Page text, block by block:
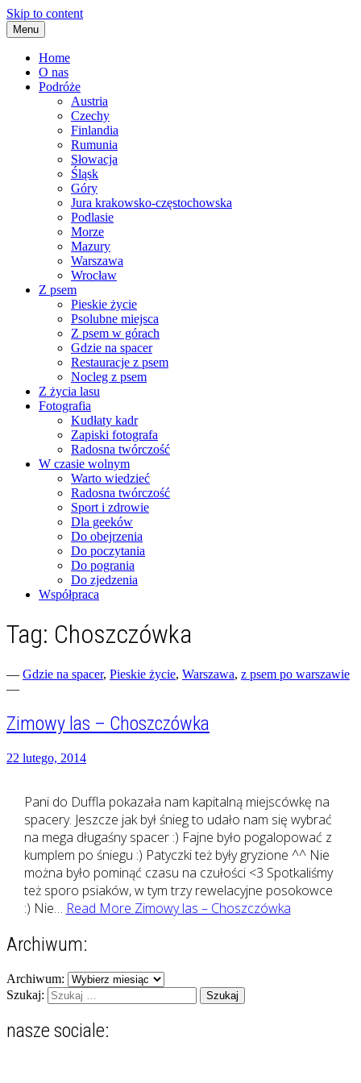
Skip to content
Menu
Home
O nas
Podróże
Austria
Czechy
Finlandia
Rumunia
Słowacja
Śląsk
Góry
Jura krakowsko-częstochowska
Podlasie
Morze
Mazury
Warszawa
Wrocław
Z psem
Pieskie życie
Psolubne miejsca
Z psem w górach
Gdzie na spacer
Restauracje z psem
Nocleg z psem
Z życia lasu
Fotografia
Kudłaty kadr
Zapiski fotografa
Radosna twórczość
W czasie wolnym
Warto wiedzieć
Radosna twórczość
Sport i zdrowie
Dla geeków
Do obejrzenia
Do poczytania
Do pogrania
Do zjedzenia
Współpraca
zgranestado.pl
Fotograficzne zapiski dnia codziennego
Tag: Choszczówka
— Gdzie na spacer, Pieskie życie, Warszawa, z psem po warszawie
—
Zimowy las – Choszczówka
22 lutego, 2014
Pani do Duffla pokazała nam kapitalną miejscówkę na
spacery. Jeszcze jak był śnieg to udało nam się wybrać
na mega długaśny spacer :) Fajne było pogalopować z
kumplem po śniegu :) Patyczki też były gryzione ^^ Nie
można było pominąć czasu na czułości <3 Spotkaliśmy
też sporo psiaków, w tym trzy rewelacyjne posokowce
:) Nie… Read More Zimowy las – Choszczówka
Archiwum:
Archiwum:
Szukaj:
nasze sociale: